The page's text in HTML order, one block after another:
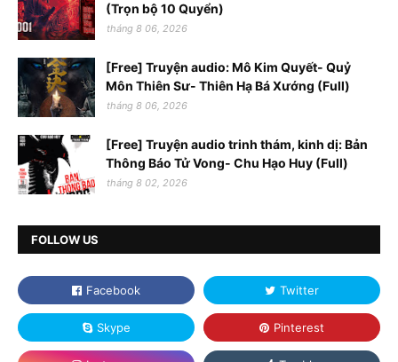
(Trọn bộ 10 Quyển)
tháng 8 06, 2026
[Free] Truyện audio: Mô Kim Quyết- Quỷ
Môn Thiên Sư- Thiên Hạ Bá Xướng (Full)
tháng 8 06, 2026
[Free] Truyện audio trinh thám, kinh dị: Bản
Thông Báo Tử Vong- Chu Hạo Huy (Full)
tháng 8 02, 2026
FOLLOW US